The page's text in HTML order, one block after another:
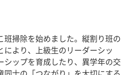
班掃除を始めました。縦割り班の
により、上級生のリーダーシッ
シップを育成したり、異学年の交